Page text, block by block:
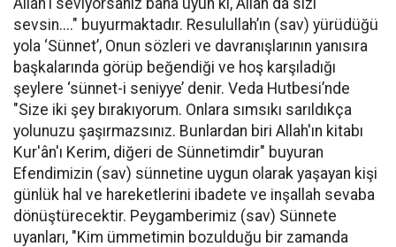
Allah'ı seviyorsanız bana uyun ki, Allah da sizi
sevsin...." buyurmaktadır. Resulullah’ın (sav) yürüdüğü
yola ‘Sünnet’, Onun sözleri ve davranışlarının yanısıra
başkalarında görüp beğendiği ve hoş karşıladığı
şeylere ‘sünnet-i seniyye’ denir. Veda Hutbesi’nde
"Size iki şey bırakıyorum. Onlara sımsıkı sarıldıkça
yolunuzu şaşırmazsınız. Bunlardan biri Allah'ın kitabı
Kur'ân'ı Kerim, diğeri de Sünnetimdir" buyuran
Efendimizin (sav) sünnetine uygun olarak yaşayan kişi
günlük hal ve hareketlerini ibadete ve inşallah sevaba
dönüştürecektir. Peygamberimiz (sav) Sünnete
uyanları, "Kim ümmetimin bozulduğu bir zamanda